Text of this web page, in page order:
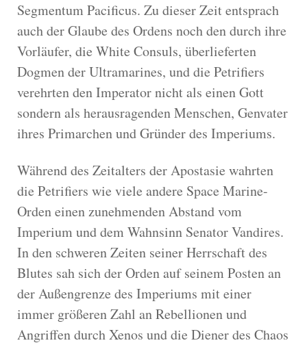
Segmentum Pacificus. Zu dieser Zeit entsprach
auch der Glaube des Ordens noch den durch ihre
Vorläufer, die White Consuls, überlieferten
Dogmen der Ultramarines, und die Petrifiers
verehrten den Imperator nicht als einen Gott
sondern als herausragenden Menschen, Genvater
ihres Primarchen und Gründer des Imperiums.
Während des Zeitalters der Apostasie wahrten
die Petrifiers wie viele andere Space Marine-
Orden einen zunehmenden Abstand vom
Imperium und dem Wahnsinn Senator Vandires.
In den schweren Zeiten seiner Herrschaft des
Blutes sah sich der Orden auf seinem Posten an
der Außengrenze des Imperiums mit einer
immer größeren Zahl an Rebellionen und
Angriffen durch Xenos und die Diener des Chaos